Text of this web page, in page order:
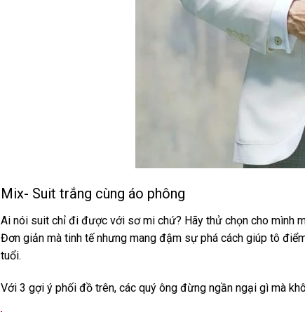
Mix- Suit trắng cùng áo phông
Ai nói suit chỉ đi được với sơ mi chứ? Hãy thử chọn cho mình
Đơn giản mà tinh tế nhưng mang đậm sự phá cách giúp tô
tuổi.
Với 3 gợi ý phối đồ trên, các quý ông đừng ngần ngại gì mà